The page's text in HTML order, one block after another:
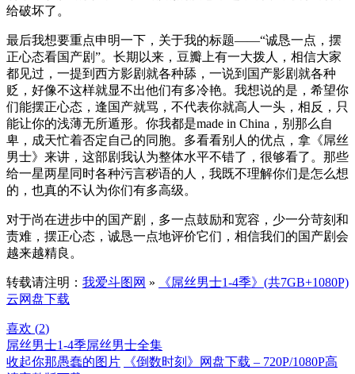
给破坏了。
最后我想要重点申明一下，关于我的标题——“诚恳一点，摆
正心态看国产剧”。长期以来，豆瓣上有一大拨人，相信大家
都见过，一提到西方影剧就各种舔，一说到国产影剧就各种
贬，好像不这样就显不出他们有多冷艳。我想说的是，希望你
们能摆正心态，逢国产就骂，不代表你就高人一头，相反，只
能让你的浅薄无所遁形。你我都是made in China，别那么自
卑，成天忙着否定自己的同胞。多看看别人的优点，拿《屌丝
男士》来讲，这部剧我认为整体水平不错了，很够看了。那些
给一星两星同时各种污言秽语的人，我既不理解你们是怎么想
的，也真的不认为你们有多高级。
对于尚在进步中的国产剧，多一点鼓励和宽容，少一分苛刻和
责难，摆正心态，诚恳一点地评价它们，相信我们的国产剧会
越来越精良。
转载请注明： 我爱斗图网 »
《屌丝男士1-4季》(共7GB+1080P)
云网盘下载
喜欢 (2)
屌丝男士1-4季屌丝男士全集
收起你那愚蠢的图片
《倒数时刻》网盘下载 – 720P/1080P高